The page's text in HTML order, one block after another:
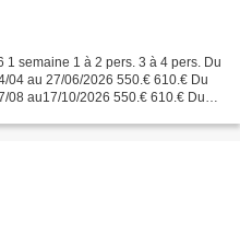
1 semaine 1 à 2 pers. 3 à 4 pers. Du
04 au 27/06/2026 550.€ 610.€ Du
08 au17/10/2026 550.€ 610.€ Du